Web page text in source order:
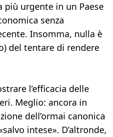
più urgente in un Paese
senza
Insomma, nulla è
del tentare di rendere
l’efficacia delle
Meglio: ancora in
dell’ormai canonica
intese». D’altronde,